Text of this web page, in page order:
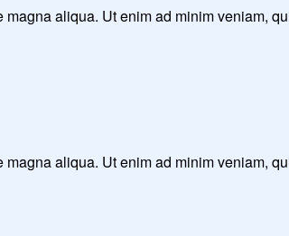
aliqua. Ut enim ad minim veniam,
aliqua. Ut enim ad minim veniam,